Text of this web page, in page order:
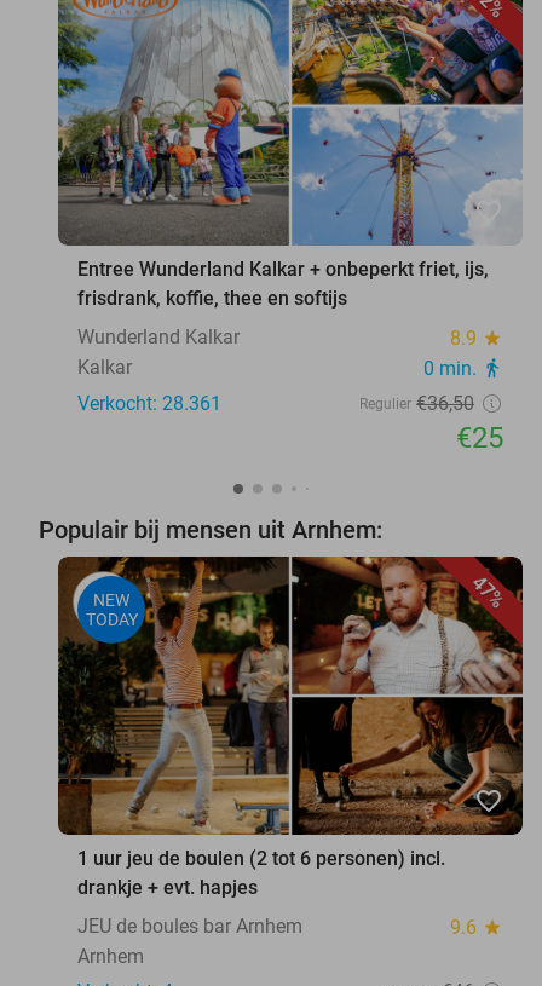
favorite_border
Entree Wunderland Kalkar + onbeperkt friet, ijs,
frisdrank, koffie, thee en softijs
Wunderland Kalkar
8.9 star
Kalkar 0 min. directions_walk
Verkocht: 28.361 Regulier €36,50
€25
Populair bij mensen uit Arnhem:
47%
NEW
TODAY
favorite_border
1 uur jeu de boulen (2 tot 6 personen) incl.
drankje + evt. hapjes
JEU de boules bar Arnhem
9.6 star
Arnhem